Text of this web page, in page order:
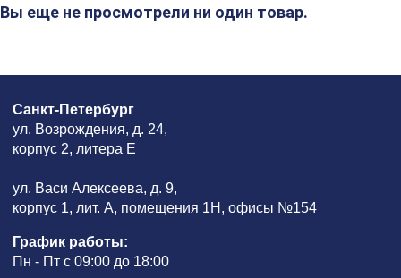
Вы еще не просмотрели ни один товар.
Санкт-Петербург
ул. Возрождения, д. 24,
корпус 2, литера Е
ул. Васи Алексеева, д. 9,
корпус 1, лит. А, помещения 1H, офисы №154
График работы:
Пн - Пт с 09:00 до 18:00